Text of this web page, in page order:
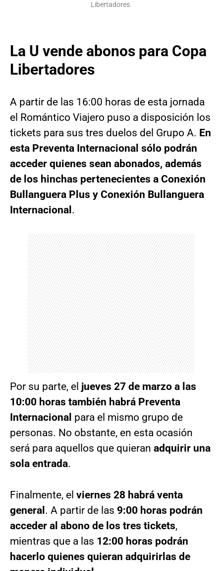
Libertadores.
La U vende abonos para Copa
Libertadores
A partir de las 16:00 horas de esta jornada
el Romántico Viajero puso a disposición los
tickets para sus tres duelos del Grupo A. En
esta Preventa Internacional sólo podrán
acceder quienes sean abonados, además
de los hinchas pertenecientes a Conexión
Bullanguera Plus y Conexión Bullanguera
Internacional .
Por su parte, el jueves 27 de marzo a las
10:00 horas también habrá Preventa
Internacional para el mismo grupo de
personas. No obstante, en esta ocasión
será para aquellos que quieran adquirir una
sola entrada.
Finalmente, el viernes 28 habrá venta
general . A partir de las 9:00 horas podrán
acceder al abono de los tres tickets,
mientras que a las 12:00 horas podrán
hacerlo quienes quieran adquirirlas de